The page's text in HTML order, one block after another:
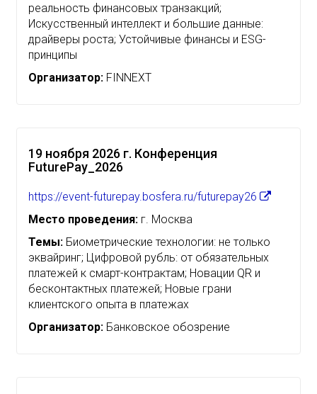
реальность финансовых транзакций;
Искусственный интеллект и большие данные:
драйверы роста; Устойчивые финансы и ESG-
принципы
Организатор: FINNEXT
19 ноября 2026 г. Конференция
FuturePay_2026
https://event-futurepay.bosfera.ru/futurepay26
Место проведения: г. Москва
Темы: Биометрические технологии: не только
эквайринг; Цифровой рубль: от обязательных
платежей к смарт-контрактам; Новации QR и
бесконтактных платежей; Новые грани
клиентского опыта в платежах
Организатор: Банковское обозрение